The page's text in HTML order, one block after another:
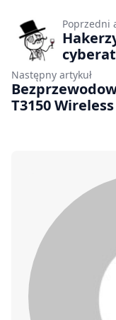
Poprzedni
Następny artykuł
T3150 Wireless